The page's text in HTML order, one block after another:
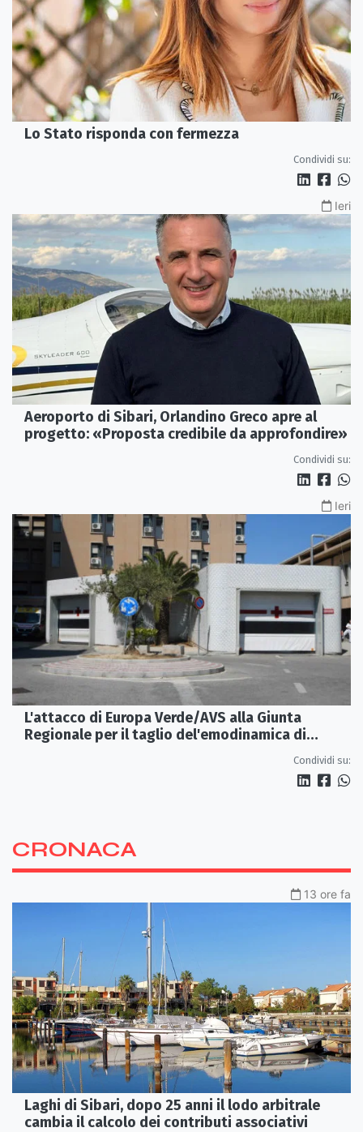
Lo Stato risponda con fermezza
Condividi su:
Ieri
Aeroporto di Sibari, Orlandino Greco apre al
progetto: «Proposta credibile da approfondire»
Condividi su:
Ieri
L'attacco di Europa Verde/AVS alla Giunta
Regionale per il taglio del'emodinamica di
Condividi su:
CRONACA
13 ore fa
Laghi di Sibari, dopo 25 anni il lodo arbitrale
cambia il calcolo dei contributi associativi